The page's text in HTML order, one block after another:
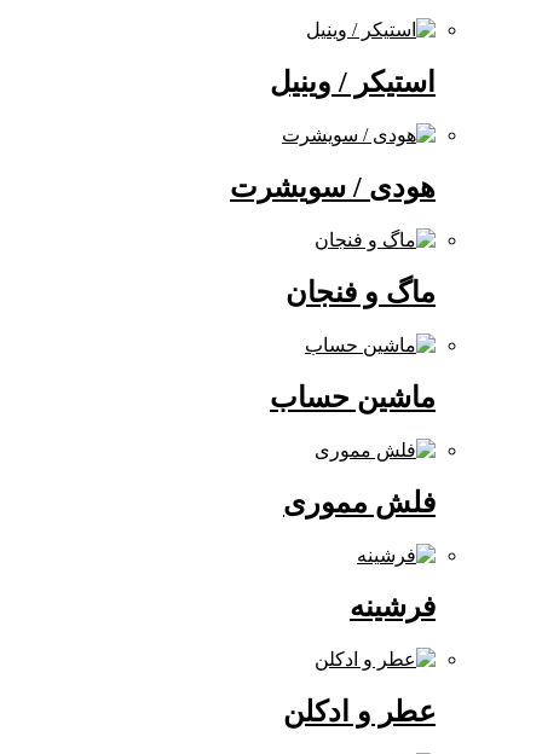
استیکر / وینیل
هودی / سویشرت
ماگ و فنجان
ماشین حساب
فلش مموری
عطر و ادکلن